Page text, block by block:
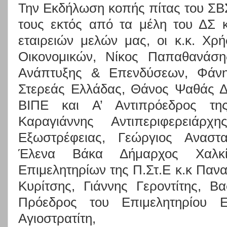
Την Εκδήλωση κοπής πίτας του
τους εκτός από τα μέλη του ΔΣ
εταιρειών μελών μας, οι κ.κ.
Οικονομικών, Νίκος
Ανάπτυξης & Επενδύσεων,
Στερεάς Ελλάδας, Θάνος Ψαθάς
ΒΙΠΕ και Α’ Αντιπρόεδρος
Καραγιάννης
Εξωστρέφειας, Γεώργιος
Έλενα Βάκα Δήμαρχος
Επιμελητηρίων της Π.Στ.Ε κ.κ
Κυρίτσης, Γιάννης Γεροντίτης,
Πρόεδρος του Επιμελητηρίου
Αγιοστρατίτη,